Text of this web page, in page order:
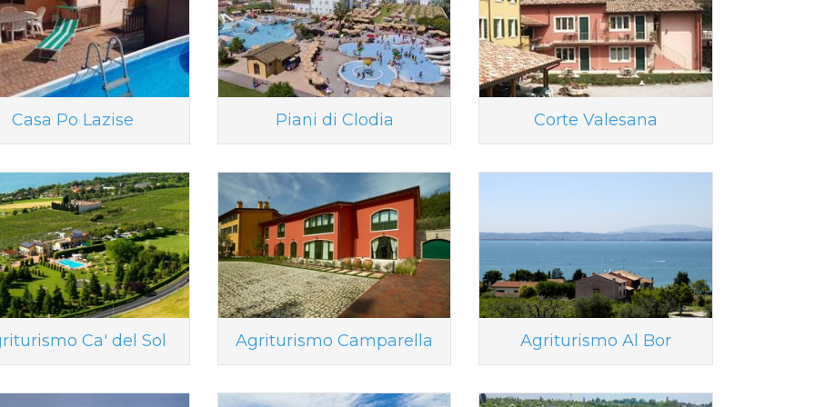
Casa Po Lazise Piani di Clodia Corte Valesana
Ca' del Sol Agriturismo Camparella Agriturismo Al Bor